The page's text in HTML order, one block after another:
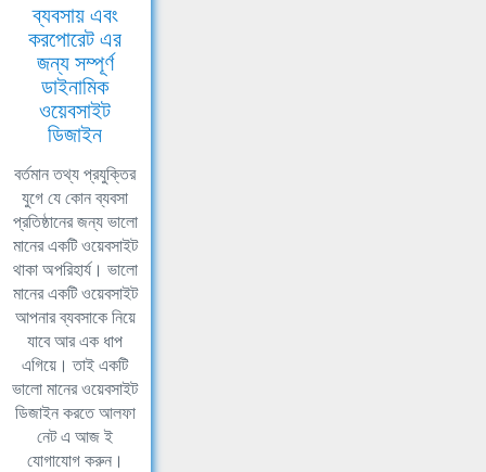
ব্যবসায় এবং
করপোরেট এর
জন্য সম্পূর্ণ
ডাইনামিক
ওয়েবসাইট
ডিজাইন
বর্তমান তথ্য প্রযুক্তির
যুগে যে কোন ব্যবসা
প্রতিষ্ঠানের জন্য ভালো
মানের একটি ওয়েবসাইট
থাকা অপরিহার্য। ভালো
মানের একটি ওয়েবসাইট
আপনার ব্যবসাকে নিয়ে
যাবে আর এক ধাপ
এগিয়ে। তাই একটি
ভালো মানের ওয়েবসাইট
ডিজাইন করতে আলফা
নেট এ আজ ই
যোগাযোগ করুন।